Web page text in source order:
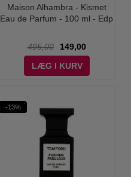
Maison Alhambra - Kismet
Eau de Parfum - 100 ml - Edp
495,00
149,00
LÆG I KURV
-13%